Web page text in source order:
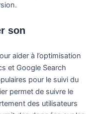
son
aider à l’optimisation
et Google Search
pour le suivi du
permet de suivre le
des utilisateurs